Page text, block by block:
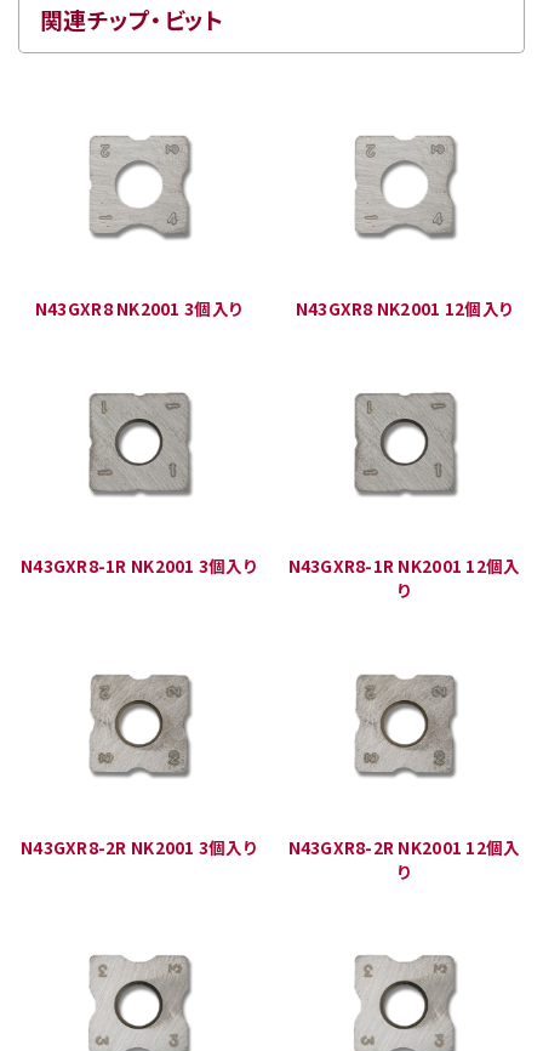
関連チップ・ビット
N43GXR8 NK2001 3個入り N43GXR8 NK2001 12個入り
N43GXR8-1R NK2001 3個入り
N43GXR8-1R NK2001 12個入
り
N43GXR8-2R NK2001 3個入り
N43GXR8-2R NK2001 12個入
り